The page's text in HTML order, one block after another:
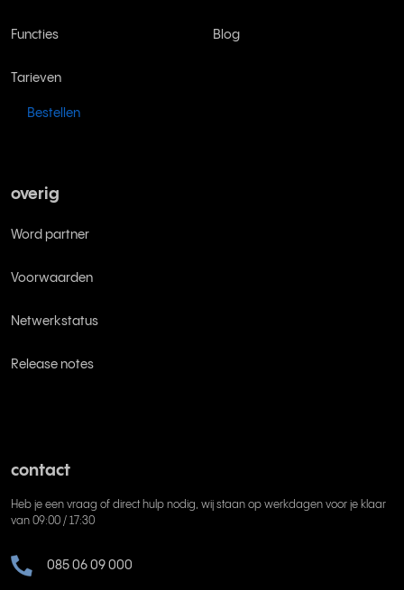
Functies
Tarieven
Bestellen
Blog
overig
Word partner
Voorwaarden
Netwerkstatus
Release notes
contact
Heb je een vraag of direct hulp nodig, wij staan op werkdagen voor je klaar
van 09:00 / 17:30
085 06 09 000